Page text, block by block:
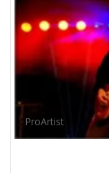
ProArtist